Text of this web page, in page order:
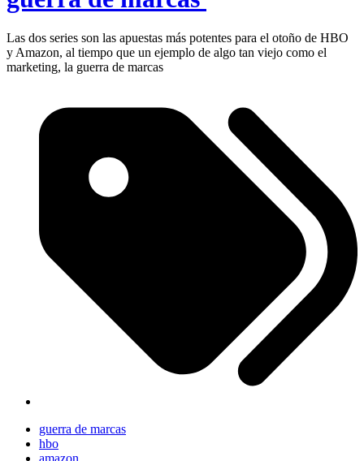
Las dos series son las apuestas más potentes para el otoño de HBO
y Amazon, al tiempo que un ejemplo de algo tan viejo como el
marketing, la guerra de marcas
guerra de marcas
hbo
amazon